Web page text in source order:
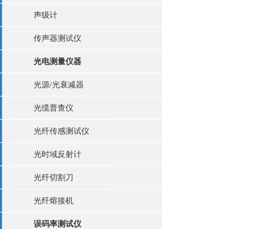
声级计
传声器测试仪
光电测量仪器
光源/光衰减器
光缆普查仪
光纤传感测试仪
光时域反射计
光纤切割刀
光纤熔接机
误码率测试仪